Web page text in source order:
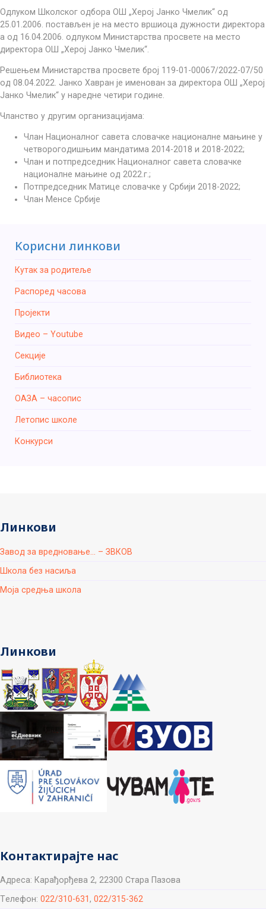
Одлуком Школског одбора ОШ „Херој Јанко Чмелик“ од
25.01.2006. постављен је на место вршиоца дужности директора
а од 16.04.2006. одлуком Министарства просвете на место
директора ОШ „Херој Јанко Чмелик“.
Решењем Министарства просвете број 119-01-00067/2022-07/50
од 08.04.2022. Јанко Хавран је именован за директора ОШ „Херој
Јанко Чмелик“ у наредне четири године.
Чланство у другим организацијама:
Члан Националног савета словачке националне мањине у
четворогодишњим мандатима 2014-2018 и 2018-2022;
Члан и потпредседник Националног савета словачке
националне мањине од 2022.г.;
Потпредседник Матице словачке у Србији 2018-2022;
Члан Менсе Србије
Kорисни линкови
Кутак за родитеље
Распоред часова
Пројекти
Видео – Youtube
Секције
Библиотека
ОАЗА – часопис
Летопис школе
Конкурси
Линкови
Завод за вредновање... – ЗВКОВ
Школа без насиља
Моја средња школа
Линкови
Контактирајте нас
Aдреса: Карађорђева 2, 22300 Стара Пазова
Tелефон: 022/310-631, 022/315-362